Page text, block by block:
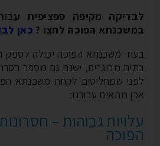
מקיפה ספציפית עבורכם
הפוכה לחצו ?כאן לבדיקה
משכנתא הפוכה יכולה לספק הטבות
מבוגרים, ישנם גם מספר חסרונות
שמחליטים לקחת משכנתא הפוכה
מתאים עבורנו:
גבוהות – חסרונות